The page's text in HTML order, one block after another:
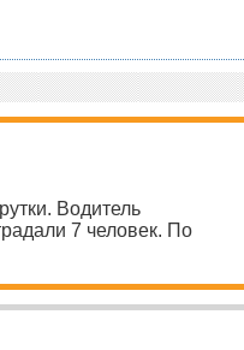
Водитель
7 человек. По